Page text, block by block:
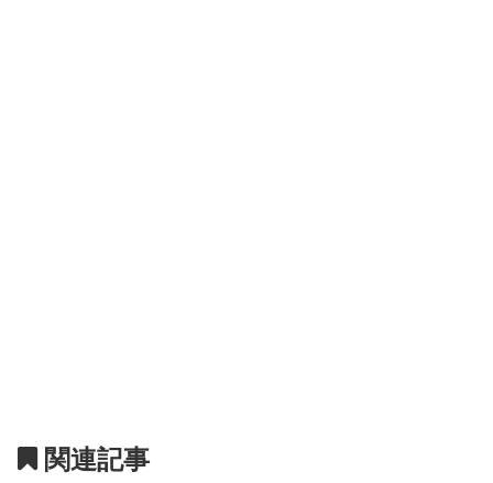
関連記事